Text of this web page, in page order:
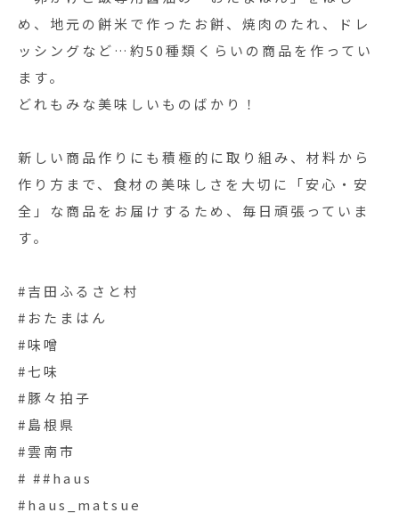
め、地元の餅米で作ったお餅、焼肉のたれ、ドレ
ッシングなど…約50種類くらいの商品を作ってい
ます。
どれもみな美味しいものばかり！
新しい商品作りにも積極的に取り組み、材料から
作り方まで、食材の美味しさを大切に「安心・安
全」な商品をお届けするため、毎日頑張っていま
す。
#吉田ふるさと村
#おたまはん
#味噌
#七味
#豚々拍子
#島根県
#雲南市
# ##haus
#haus_matsue